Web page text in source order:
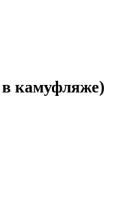
в камуфляже)